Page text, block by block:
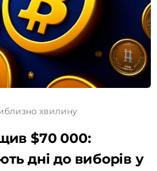
хвилину
$70 000:
дні до виборів у